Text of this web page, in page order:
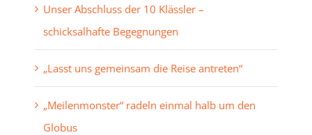
Unser Abschluss der 10 Klässler –
schicksalhafte Begegnungen
„Lasst uns gemeinsam die Reise antreten“
„Meilenmonster“ radeln einmal halb um den
Globus